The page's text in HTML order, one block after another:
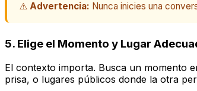
⚠️ Advertencia: Nunca inicies una
5. Elige el Momento y Lugar
El contexto importa. Busca un momento
prisa, o lugares públicos donde la otra